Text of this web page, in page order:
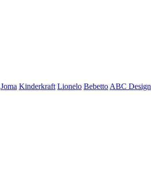
Joma Kinderkraft Lionelo Bebetto ABC Design